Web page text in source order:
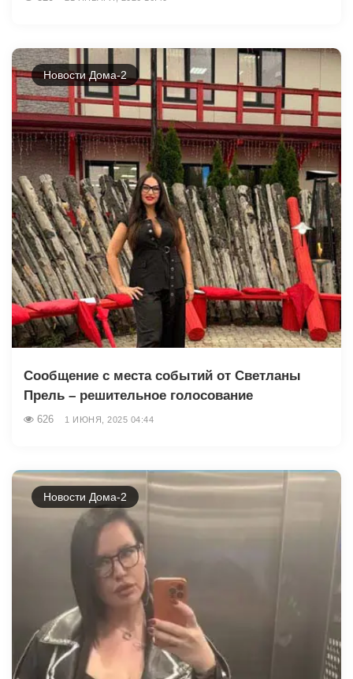
Новости Дома-2
Сообщение с места событий от Светланы
Прель – решительное голосование
626 1 ИЮНЯ, 2025 04:44
Новости Дома-2